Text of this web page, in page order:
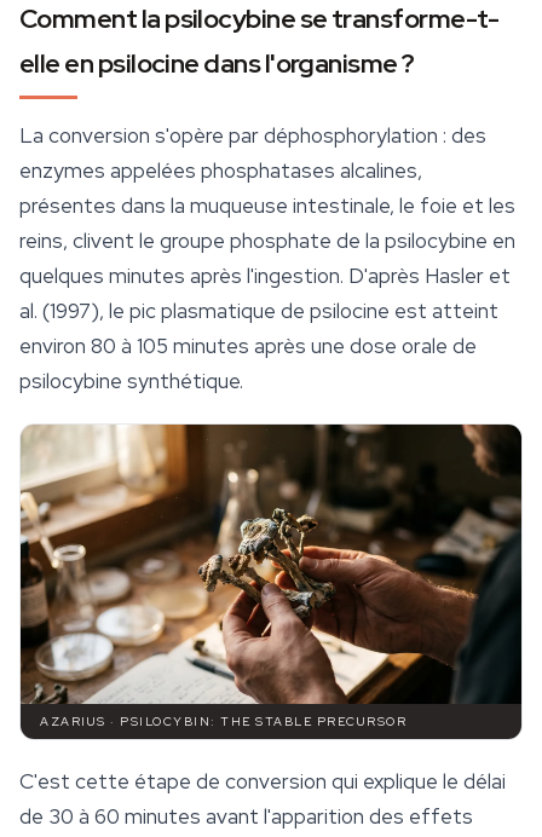
Comment la psilocybine se transforme-t-
elle en psilocine dans l'organisme ?
La conversion s'opère par déphosphorylation : des
enzymes appelées phosphatases alcalines,
présentes dans la muqueuse intestinale, le foie et les
reins, clivent le groupe phosphate de la psilocybine en
quelques minutes après l'ingestion. D'après Hasler et
al. (1997), le pic plasmatique de psilocine est atteint
environ 80 à 105 minutes après une dose orale de
psilocybine synthétique.
AZARIUS · PSILOCYBIN: THE STABLE PRECURSOR
C'est cette étape de conversion qui explique le délai
de 30 à 60 minutes avant l'apparition des effets